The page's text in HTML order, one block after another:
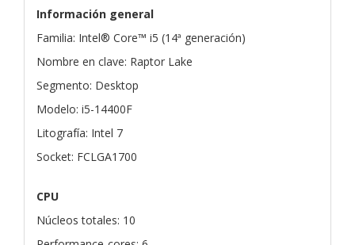
Información general
Familia: Intel® Core™ i5 (14ª generación)
Nombre en clave: Raptor Lake
Segmento: Desktop
Modelo: i5-14400F
Litografía: Intel 7
Socket: FCLGA1700
CPU
Núcleos totales: 10